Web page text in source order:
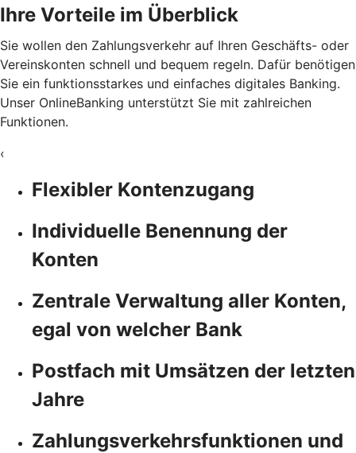
Ihre Vorteile im Überblick
Sie wollen den Zahlungsverkehr auf Ihren Geschäfts- oder
Vereinskonten schnell und bequem regeln. Dafür benötigen
Sie ein funktionsstarkes und einfaches digitales Banking.
Unser OnlineBanking unterstützt Sie mit zahlreichen
Funktionen.
‹
Flexibler Kontenzugang
Individuelle Benennung der
Konten
Zentrale Verwaltung aller Konten,
egal von welcher Bank
Postfach mit Umsätzen der letzten
Jahre
Zahlungsverkehrsfunktionen und